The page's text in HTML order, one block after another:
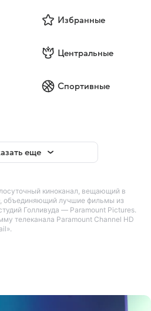
Избранные
Центральные
Спортивные
еще
киноканал, вещающий в
объединяющий лучшие фильмы из
Голливуда — Paramount Pictures.
телеканала Paramount Channel HD